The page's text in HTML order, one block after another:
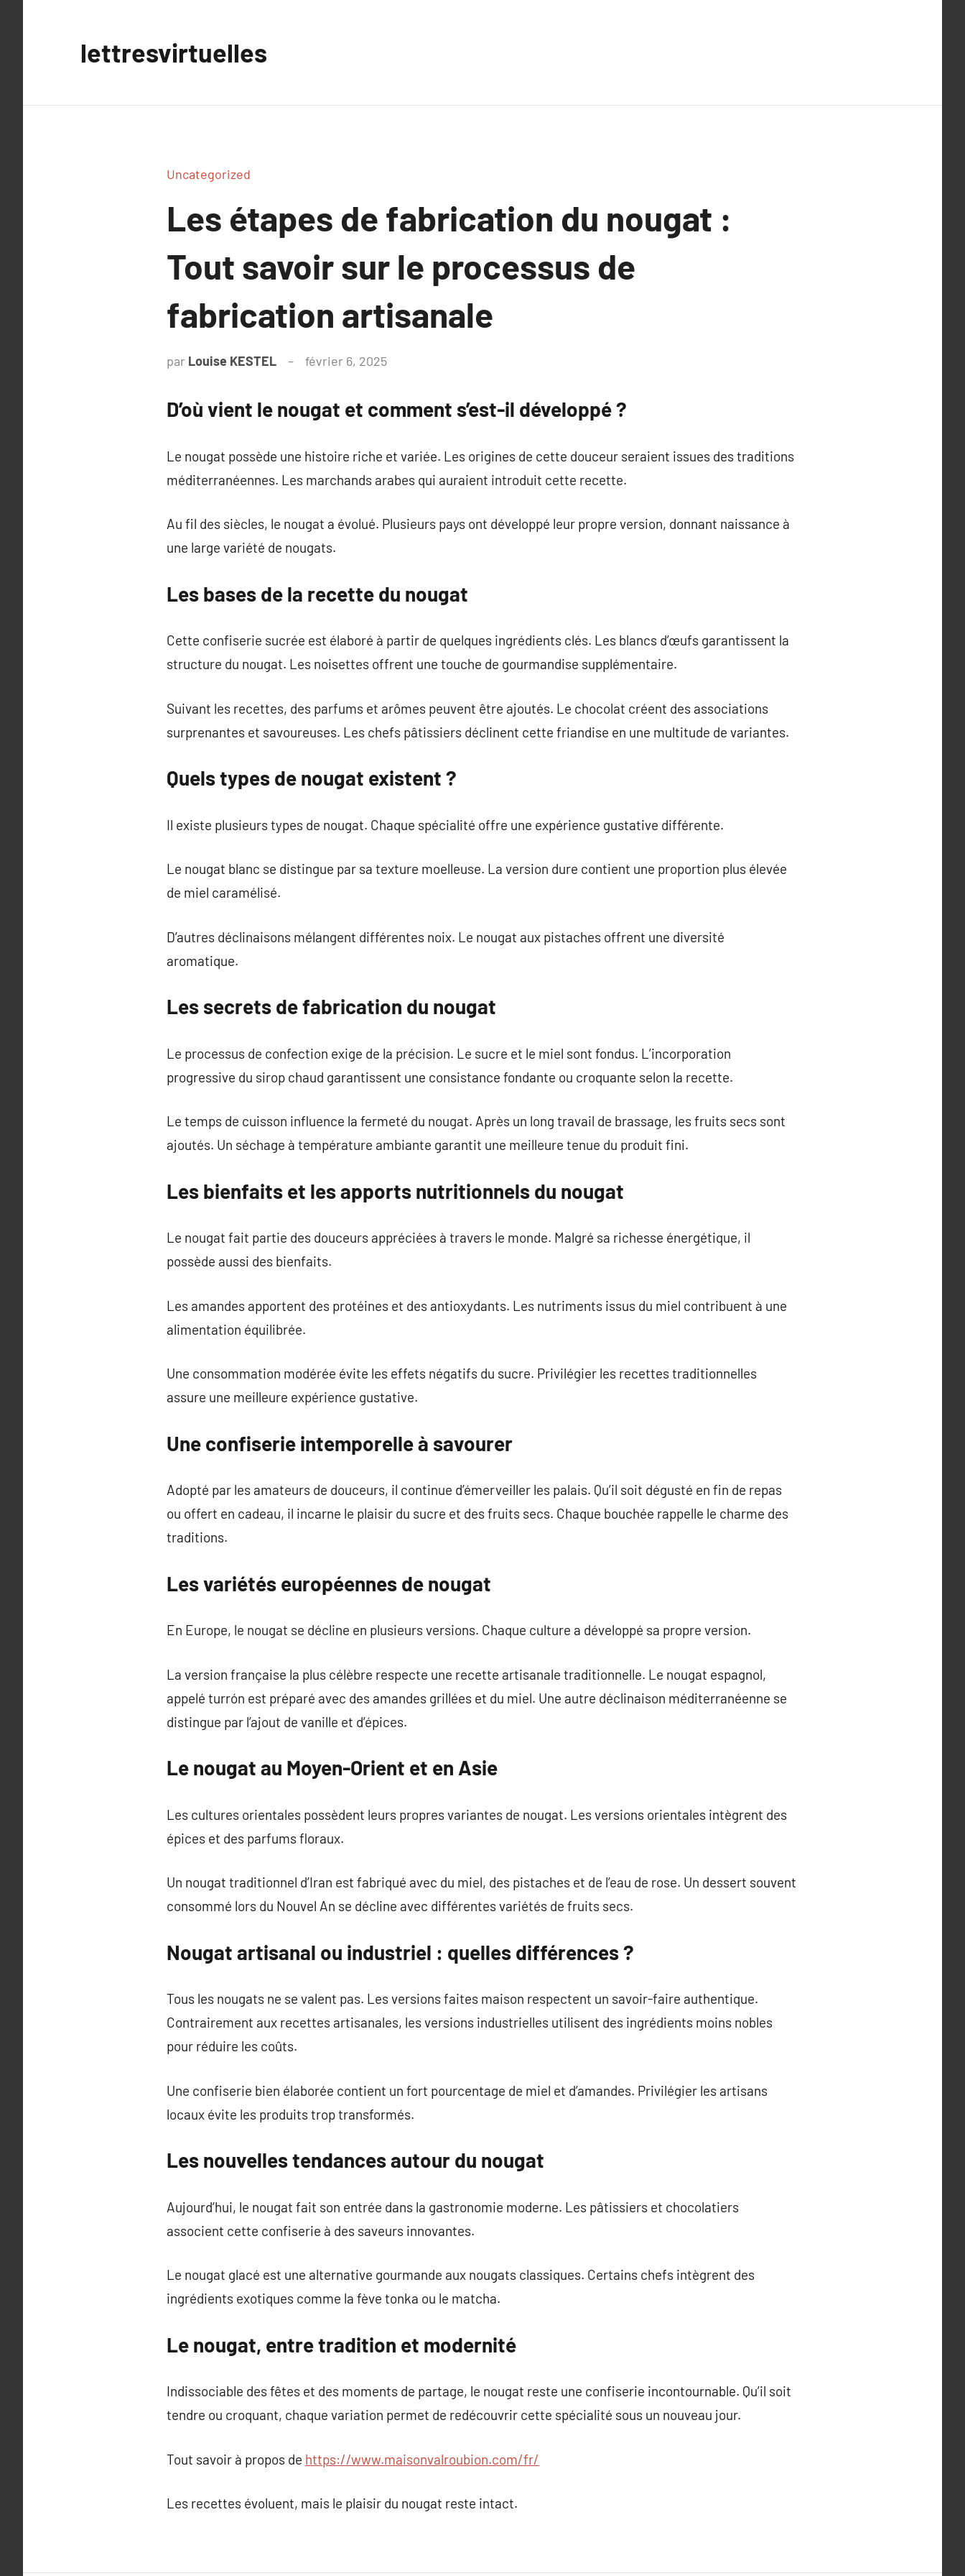
lettresvirtuelles
Uncategorized
Les étapes de fabrication du nougat :
Tout savoir sur le processus de
fabrication artisanale
par Louise KESTEL février 6, 2025
D’où vient le nougat et comment s’est-il développé ?
Le nougat possède une histoire riche et variée. Les origines de cette douceur seraient issues des traditions
méditerranéennes. Les marchands arabes qui auraient introduit cette recette.
Au fil des siècles, le nougat a évolué. Plusieurs pays ont développé leur propre version, donnant naissance à
une large variété de nougats.
Les bases de la recette du nougat
Cette confiserie sucrée est élaboré à partir de quelques ingrédients clés. Les blancs d’œufs garantissent la
structure du nougat. Les noisettes offrent une touche de gourmandise supplémentaire.
Suivant les recettes, des parfums et arômes peuvent être ajoutés. Le chocolat créent des associations
surprenantes et savoureuses. Les chefs pâtissiers déclinent cette friandise en une multitude de variantes.
Quels types de nougat existent ?
Il existe plusieurs types de nougat. Chaque spécialité offre une expérience gustative différente.
Le nougat blanc se distingue par sa texture moelleuse. La version dure contient une proportion plus élevée
de miel caramélisé.
D’autres déclinaisons mélangent différentes noix. Le nougat aux pistaches offrent une diversité
aromatique.
Les secrets de fabrication du nougat
Le processus de confection exige de la précision. Le sucre et le miel sont fondus. L’incorporation
progressive du sirop chaud garantissent une consistance fondante ou croquante selon la recette.
Le temps de cuisson influence la fermeté du nougat. Après un long travail de brassage, les fruits secs sont
ajoutés. Un séchage à température ambiante garantit une meilleure tenue du produit fini.
Les bienfaits et les apports nutritionnels du nougat
Le nougat fait partie des douceurs appréciées à travers le monde. Malgré sa richesse énergétique, il
possède aussi des bienfaits.
Les amandes apportent des protéines et des antioxydants. Les nutriments issus du miel contribuent à une
alimentation équilibrée.
Une consommation modérée évite les effets négatifs du sucre. Privilégier les recettes traditionnelles
assure une meilleure expérience gustative.
Une confiserie intemporelle à savourer
Adopté par les amateurs de douceurs, il continue d’émerveiller les palais. Qu’il soit dégusté en fin de repas
ou offert en cadeau, il incarne le plaisir du sucre et des fruits secs. Chaque bouchée rappelle le charme des
traditions.
Les variétés européennes de nougat
En Europe, le nougat se décline en plusieurs versions. Chaque culture a développé sa propre version.
La version française la plus célèbre respecte une recette artisanale traditionnelle. Le nougat espagnol,
appelé turrón est préparé avec des amandes grillées et du miel. Une autre déclinaison méditerranéenne se
distingue par l’ajout de vanille et d’épices.
Le nougat au Moyen-Orient et en Asie
Les cultures orientales possèdent leurs propres variantes de nougat. Les versions orientales intègrent des
épices et des parfums floraux.
Un nougat traditionnel d’Iran est fabriqué avec du miel, des pistaches et de l’eau de rose. Un dessert souvent
consommé lors du Nouvel An se décline avec différentes variétés de fruits secs.
Nougat artisanal ou industriel : quelles différences ?
Tous les nougats ne se valent pas. Les versions faites maison respectent un savoir-faire authentique.
Contrairement aux recettes artisanales, les versions industrielles utilisent des ingrédients moins nobles
pour réduire les coûts.
Une confiserie bien élaborée contient un fort pourcentage de miel et d’amandes. Privilégier les artisans
locaux évite les produits trop transformés.
Les nouvelles tendances autour du nougat
Aujourd’hui, le nougat fait son entrée dans la gastronomie moderne. Les pâtissiers et chocolatiers
associent cette confiserie à des saveurs innovantes.
Le nougat glacé est une alternative gourmande aux nougats classiques. Certains chefs intègrent des
ingrédients exotiques comme la fève tonka ou le matcha.
Le nougat, entre tradition et modernité
Indissociable des fêtes et des moments de partage, le nougat reste une confiserie incontournable. Qu’il soit
tendre ou croquant, chaque variation permet de redécouvrir cette spécialité sous un nouveau jour.
Tout savoir à propos de https://www.maisonvalroubion.com/fr/
Les recettes évoluent, mais le plaisir du nougat reste intact.